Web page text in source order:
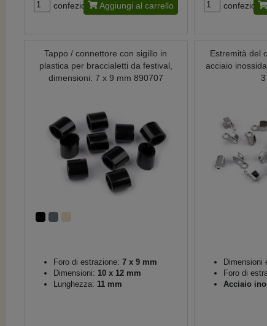
confezione Aggiungi al carrello confezione
Tappo / connettore con sigillo in
plastica per braccialetti da festival,
dimensioni: 7 x 9 mm 890707
Foro di estrazione: 7 x 9 mm
Dimensioni: 10 x 12 mm
Lunghezza: 11 mm
Estremità del
acciaio
Dimensioni
Foro di
Acciaio